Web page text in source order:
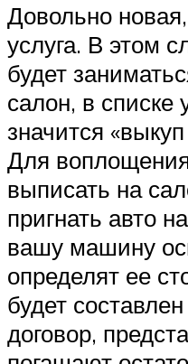
Довольно
услуга. В этом
будет
салон, в списке
значится
Для
выписать на
пригнать авто
вашу машину
определят ее
будет
договор,